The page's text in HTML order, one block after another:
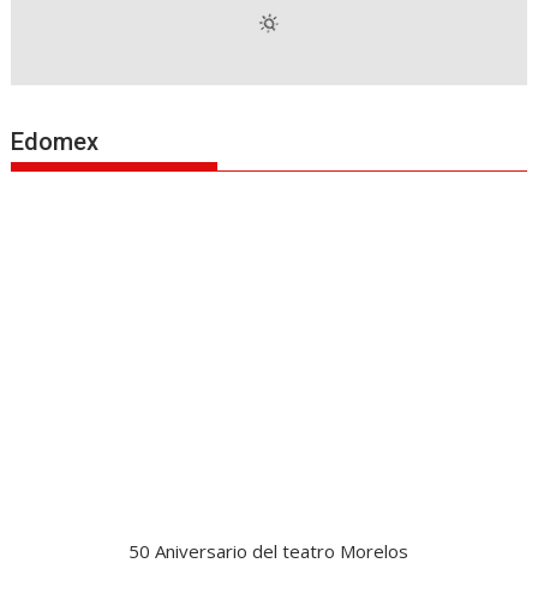
Edomex
50 Aniversario del teatro Morelos